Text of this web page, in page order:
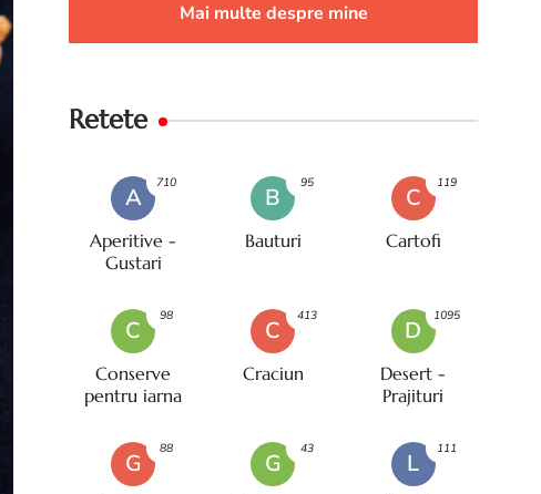
Mai multe despre mine
Retete
A
Aperitive -
Gustari
710
B
Bauturi
95
C
Cartofi
119
C
Conserve
pentru iarna
98
C
Craciun
413
D
Desert -
Prajituri
1095
G
88
G
43
L
111